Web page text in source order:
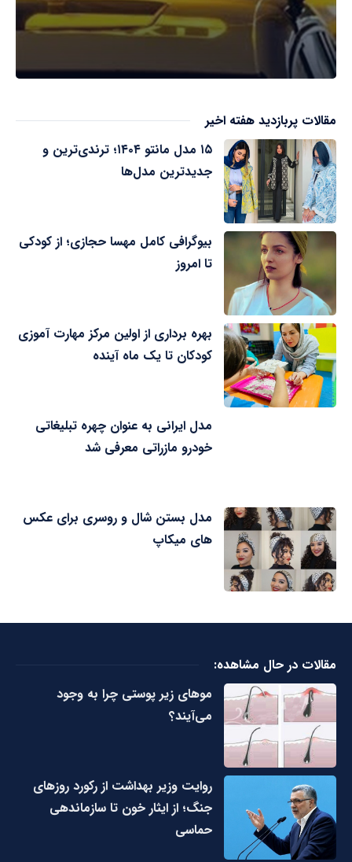
مقالات پربازدید هفته اخیر
۱۵ مدل مانتو ۱۴۰۴؛ ترندی‌ترین و
جدیدترین مدل‌ها
بیوگرافی کامل مهسا حجازی؛ از کودکی
تا امروز
بهره برداری از اولین مرکز مهارت آموزی
کودکان تا یک ماه آینده
مدل ایرانی به عنوان چهره تبلیغاتی
خودرو مازراتی معرفی شد
مدل بستن شال و روسری برای عکس
های میکاپ
مقالات در حال مشاهده:
مو‌های زیر پوستی چرا به وجود
می‌آیند؟
روایت وزیر بهداشت از رکورد روزهای
جنگ؛ از ایثار خون تا سازماندهی
حماسی